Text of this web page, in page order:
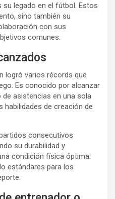
legado en el fútbol. Estos
sino también su
con sus
comunes.
logró varios récords que
Es conocido por alcanzar
asistencias en una sola
de creación de
consecutivos
su durabilidad y
condición física óptima.
estándares para los